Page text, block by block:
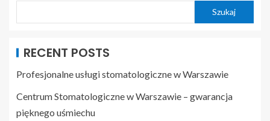
Szukaj
RECENT POSTS
Profesjonalne usługi stomatologiczne w Warszawie
Centrum Stomatologiczne w Warszawie – gwarancja
pięknego uśmiechu